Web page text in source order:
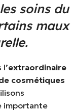
soins du
maux
extraordinaire
cosmétiques
importante